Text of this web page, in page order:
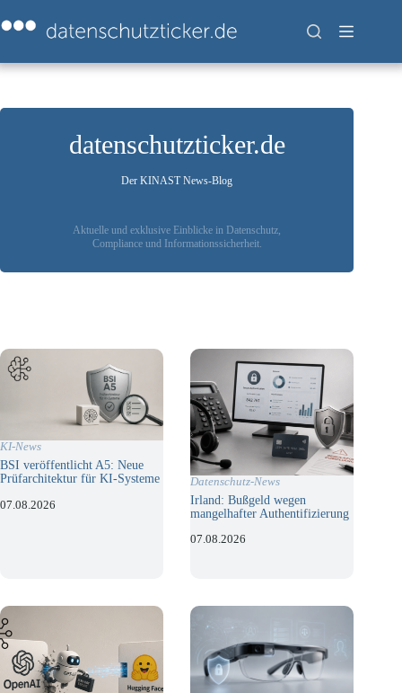
Inhalt
springen
datenschutzticker.de
Der KINAST News-Blog
Aktuelle und exklusive Einblicke in Datenschutz,
Compliance und Informationssicherheit.
KI-News
BSI veröffentlicht A5: Neue
Prüfarchitektur für KI-Systeme
07.08.2026
Datenschutz-News
Irland: Bußgeld wegen
mangelhafter Authentifizierung
07.08.2026